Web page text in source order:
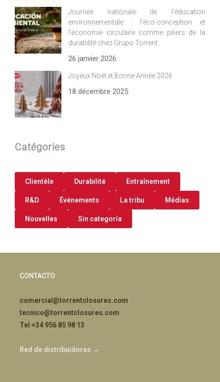
Journée nationale de l’éducation
environnementale : l’éco-conception et
l’économie circulaire comme piliers de la
durabilité chez Grupo Torrent
26 janvier 2026
Joyeux Noël et Bonne Année 2026
18 décembre 2025
Catégories
Clientèle Durabilité Entraînement
R&D Événements La tribu Médias
Nouvelles Sin categoría
CONTACTO
comercial@torrentclosures.com
tecnico@torrentclosures.com
Tel +34 956 85 98 13
Red de distribuidores →